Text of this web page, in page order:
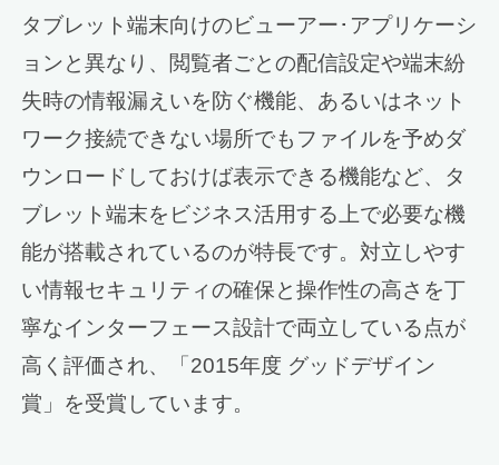
タブレット端末向けのビューアー･アプリケーシ
ョンと異なり、閲覧者ごとの配信設定や端末紛
失時の情報漏えいを防ぐ機能、あるいはネット
ワーク接続できない場所でもファイルを予めダ
ウンロードしておけば表示できる機能など、タ
ブレット端末をビジネス活用する上で必要な機
能が搭載されているのが特長です。対立しやす
い情報セキュリティの確保と操作性の高さを丁
寧なインターフェース設計で両立している点が
高く評価され、「2015年度 グッドデザイン
賞」を受賞しています。